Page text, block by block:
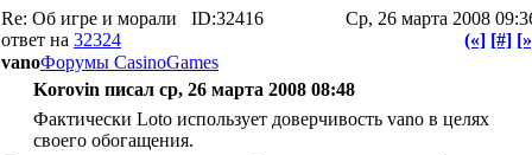
Re: Об игре и морали
ID:32416
ответ на 32324
Ср, 26 марта 2008
(«] [#]
vanoФорумы CasinoGames
Korovin писал ср, 26 марта 2008 08:48
Фактически Loto использует доверчивость vano в целях
своего обогащения.